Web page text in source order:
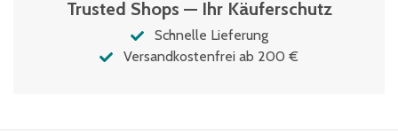
Trusted Shops — Ihr Käuferschutz
Schnelle Lieferung
Versandkostenfrei ab 200 €